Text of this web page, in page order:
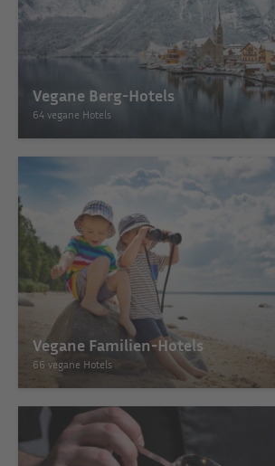
Vegane Berg-Hotels
64 vegane Hotels
Vegane Familien-Hotels
66 vegane Hotels